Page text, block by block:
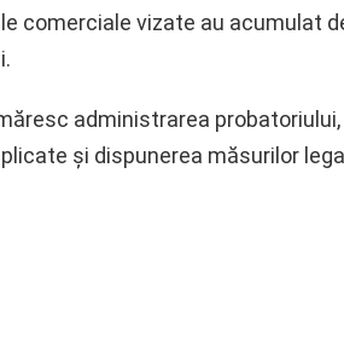
comerciale vizate au acumulat
administrarea
şi dispunerea măsurilor